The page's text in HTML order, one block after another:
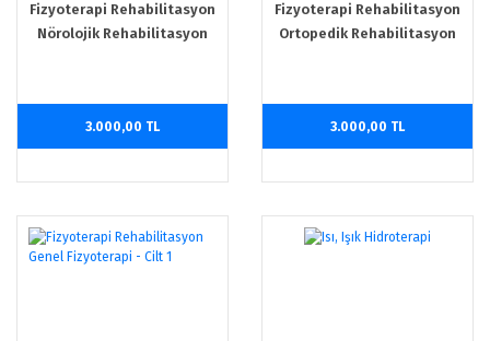
Fizyoterapi Rehabilitasyon
Nörolojik Rehabilitasyon
3.000,00 TL
Fizyoterapi Rehabilitasyon
Ortopedik Rehabilitasyon
3.000,00 TL